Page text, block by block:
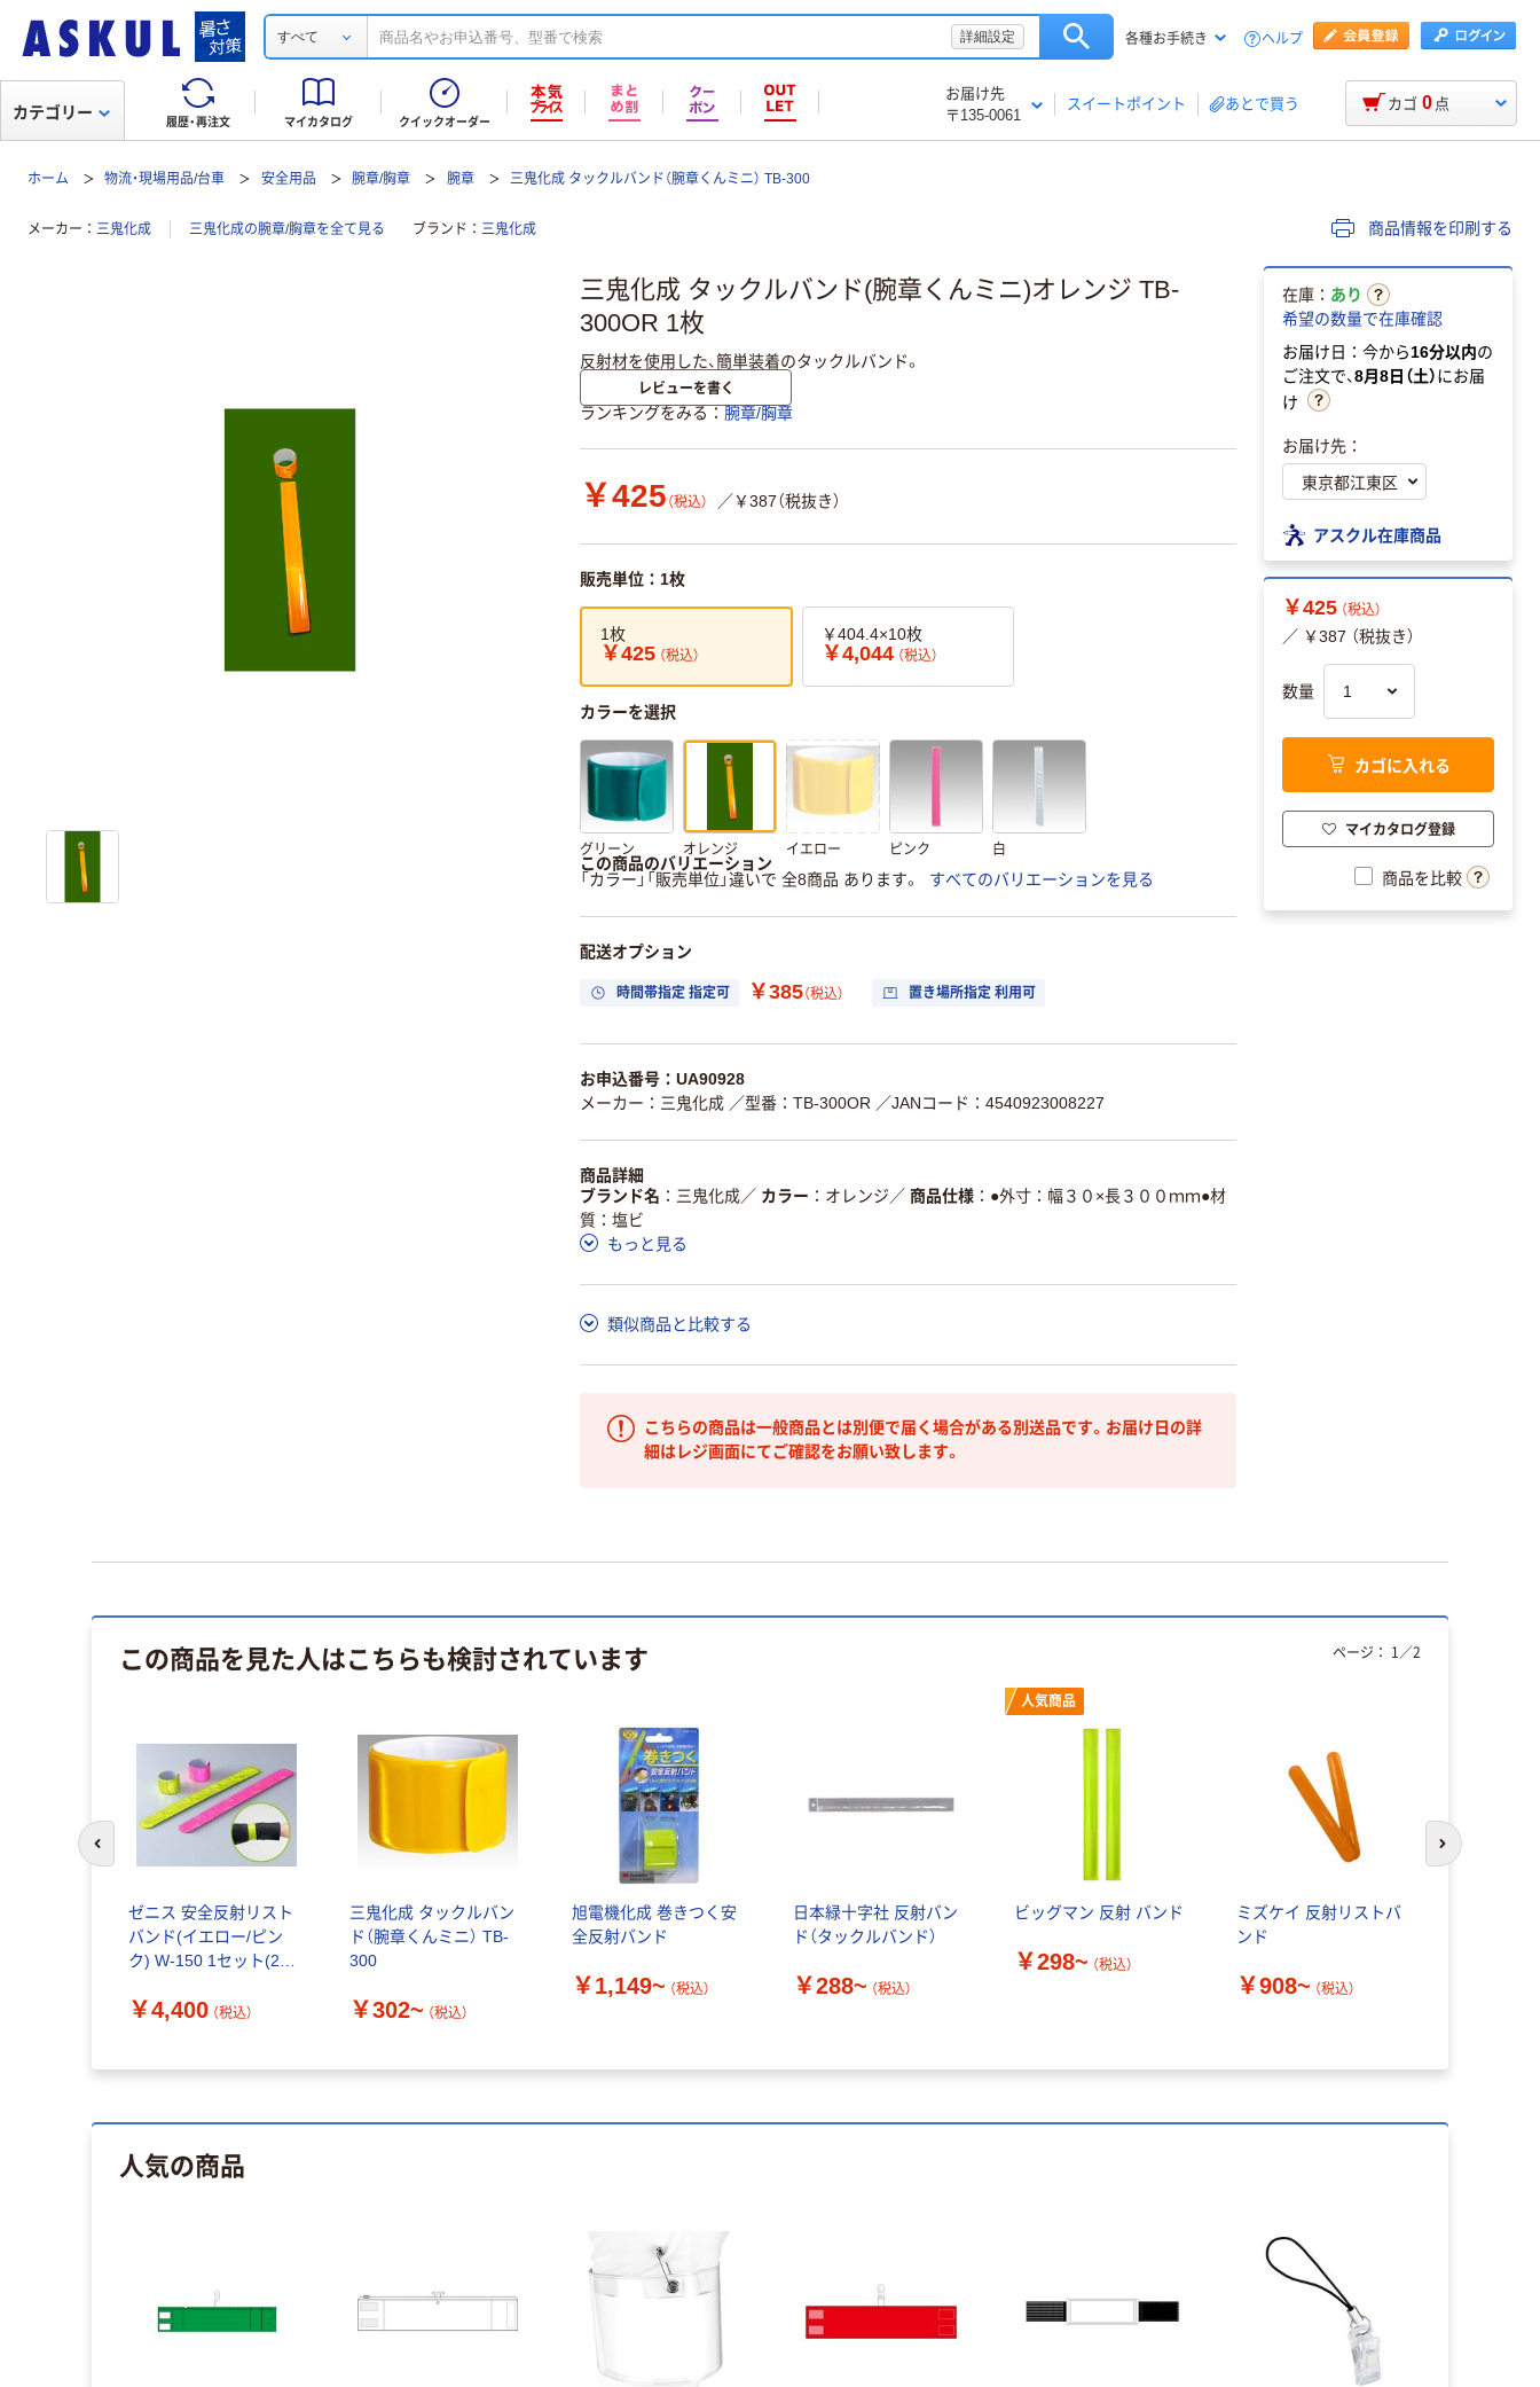
すべて 詳細設定 各種お手続き ヘルプ
履歴・再注文 マイカタログ クイックオーダー
お届け先
〒135-0061
スイートポイント あとで買う
カテゴリー カゴ 0 点
ホーム 物流・現場用品/台車 安全用品 腕章/胸章 腕章 三鬼化成 タックルバンド（腕章くんミニ） TB-300
メーカー 三鬼化成 三鬼化成の腕章/胸章を全て見る ブランド 三鬼化成 商品情報を印刷する
三鬼化成 タックルバンド(腕章くんミニ)オレンジ TB-
300OR 1枚
反射材を使用した、簡単装着のタックルバンド。
レビューを書く
ランキングをみる 腕章/胸章
￥425 （税込） ／￥387（税抜き）
販売単位：1枚
1枚
￥425 （税込）
￥404.4×10枚
￥4,044 （税込）
カラーを選択
グリーン オレンジ イエロー ピンク 白
この商品のバリエーション
「カラー」「販売単位」違いで 全8商品 あります。
すべてのバリエーションを見る
配送オプション
時間帯指定 指定可 ￥385（税込） 置き場所指定 利用可
お申込番号：UA90928
メーカー：三鬼化成 ／型番：TB-300OR ／JANコード：4540923008227
商品詳細
ブランド名
三鬼化成／ カラー オレンジ ／ 商品仕様
●外寸：幅３０×長３００ｍｍ●材
質：塩ビ
もっと見る
類似商品と比較する
こちらの商品は一般商品とは別便で届く場合がある別送品です。お届け日の詳
細はレジ画面にてご確認をお願い致します。
在庫： あり
希望の数量で在庫確認
お届け日：今から16分以内の
ご注文で、8月8日（土）にお届
け
お届け先：
アスクル在庫商品
￥425 （税込）
／ ￥387 （税抜き）
数量
カゴに入れる
マイカタログ登録
商品を比較
この商品を見た人はこちらも検討されています
ゼニス 安全反射リスト
バンド(イエロー/ピン
ク) W-150 1セット(20
￥4,400 （税込）
三鬼化成 タックルバン
ド（腕章くんミニ） TB-
300
￥302~ （税込）
旭電機化成 巻きつく安
全反射バンド
￥1,149~ （税込）
日本緑十字社 反射バン
ド（タックルバンド）
￥288~ （税込）
人気商品
ビッグマン 反射 バンド
￥298~ （税込）
ミズケイ 反射リストバ
ンド
￥908~ （税込）
ページ： 1 ／2
次のスライド
人気の商品